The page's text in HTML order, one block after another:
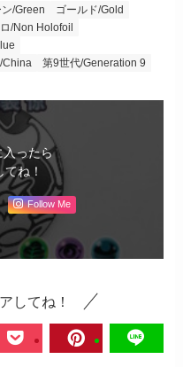
/Green
ゴールド/Gold
ロ/Non Holofoil
China 第9世代/Generation 9
入ったら
ね！
Follow Me
してね！